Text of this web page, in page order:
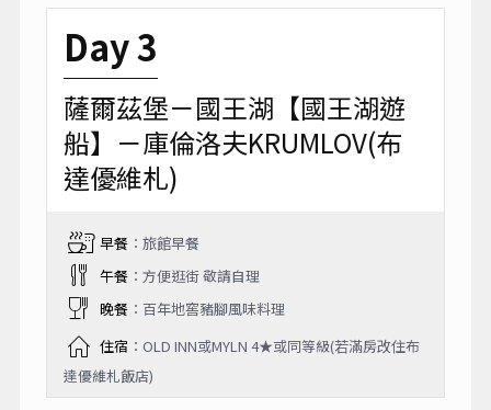
Day 3
薩爾茲堡－國王湖【國王湖遊
船】－庫倫洛夫KRUMLOV(布
達優維札)
早餐：旅館早餐
午餐：方便逛街 敬請自理
晚餐：百年地窖豬腳風味料理
住宿 ：OLD INN或MYLN 4★或同等級(若滿房改住布
達優維札飯店)